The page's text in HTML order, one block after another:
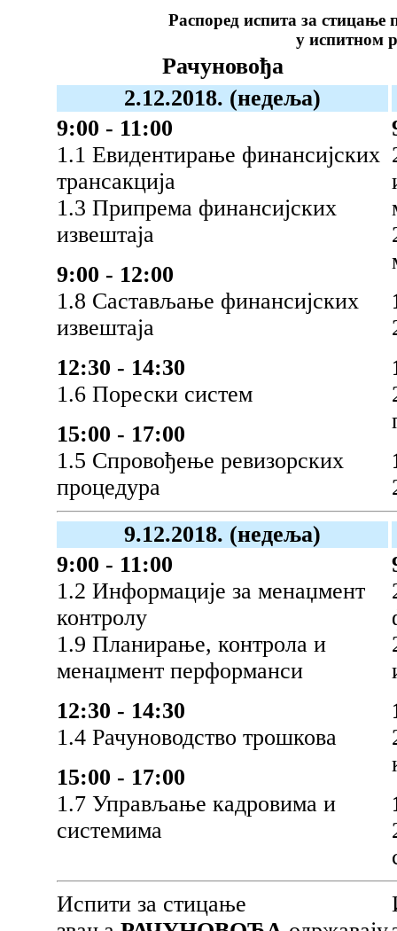
Распоред испита за стицање
у испитном
Рачуновођа
2.12.2018. (недеља)
9:00 - 11:00
1.1 Евидентирање финансијских
трансакција
1.3 Припрема финансијских
извештаја
9:00 - 12:00
1.8 Састављање финансијских
извештаја
12:30 - 14:30
1.6 Порески систем
15:00 - 17:00
1.5 Спровођење ревизорских
процедура
9.12.2018. (недеља)
9:00 - 11:00
1.2 Информације за менаџмент
контролу
1.9 Планирање, контрола и
менаџмент перформанси
12:30 - 14:30
1.4 Рачуноводство трошкова
15:00 - 17:00
1.7 Управљање кадровима и
системима
Испити за стицање